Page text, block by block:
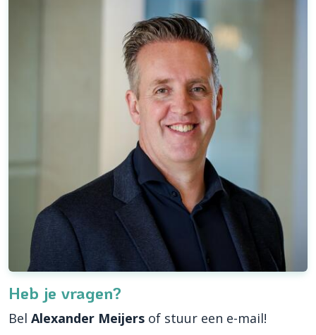
Heb je vragen?
Bel Alexander Meijers of stuur een e-mail!